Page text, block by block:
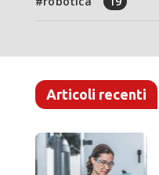
Articoli recenti